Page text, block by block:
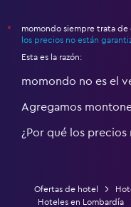
*
momondo siempre trata de
los precios no están
Esta es la razón:
momondo no es el
Agregamos
¿Por qué los precios
Ofertas de hotel
Hoteles en Lombardía